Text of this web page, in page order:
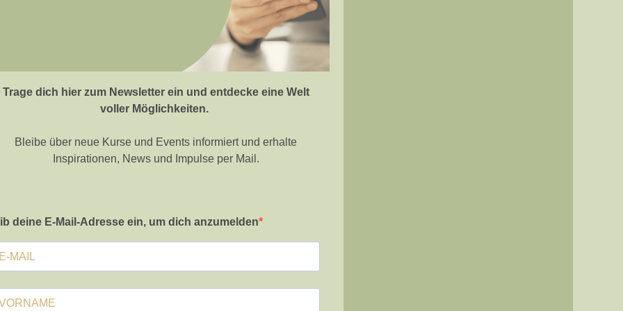
Trage dich hier zum Newsletter ein und entdecke eine Welt
voller Möglichkeiten.
Bleibe über neue Kurse und Events informiert und erhalte
Inspirationen, News und Impulse per Mail.
deine E-Mail-Adresse ein, um dich anzumelden